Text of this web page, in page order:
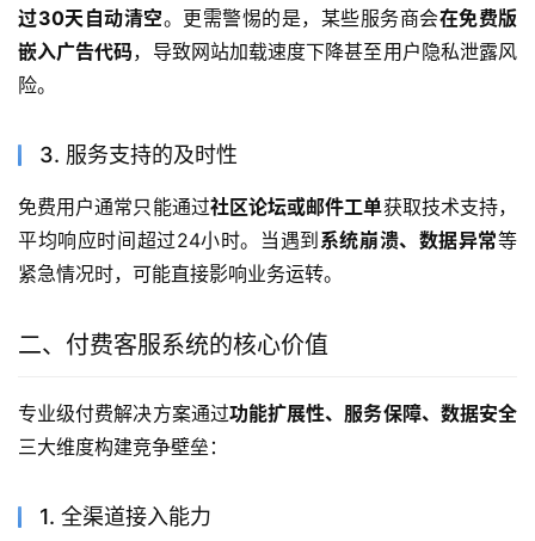
过30天自动清空。更需警惕的是，某些服务商会在免费版
嵌入广告代码，导致网站加载速度下降甚至用户隐私泄露风
险。
3. 服务支持的及时性
免费用户通常只能通过社区论坛或邮件工单获取技术支持，
平均响应时间超过24小时。当遇到系统崩溃、数据异常等
紧急情况时，可能直接影响业务运转。
二、付费客服系统的核心价值
专业级付费解决方案通过功能扩展性、服务保障、数据安全
三大维度构建竞争壁垒：
1. 全渠道接入能力